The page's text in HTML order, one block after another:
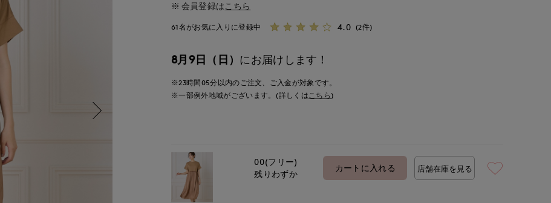
会員登録は こちら
61名がお気に入りに登録中 4.0 (2件)
8月9日（日） にお届けします！
※23時間05分以内のご注文、ご入金が対象です。
※一部例外地域がございます。(詳しくはこちら )
00(フリー)
残りわずか
カートに入れる 店舗在庫を見る